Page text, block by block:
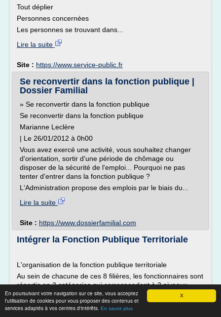
X
En poursuivant votre navigation sur ce site, vous acceptez
l'utilisation de cookies pour vous proposer des contenus et
services adaptés à vos centres d'intérêts. En savoir plus
Tout déplier
Personnes concernées
Les personnes se trouvant dans...
Lire la suite
Site : https://www.service-public.fr
Se reconvertir dans la fonction publique |
Dossier Familial
» Se reconvertir dans la fonction publique
Se reconvertir dans la fonction publique
Marianne Leclère
| Le 26/01/2012 à 0h00
Vous avez exercé une activité, vous souhaitez changer
d'orientation, sortir d'une période de chômage ou
disposer de la sécurité de l'emploi... Pourquoi ne pas
tenter d'entrer dans la fonction publique ?
L'Administration propose des emplois par le biais du...
Lire la suite
Site : https://www.dossierfamilial.com
Intégrer la Fonction Publique Territoriale
L'organisation de la fonction publique territoriale
Au sein de chacune de ces 8 filières, les fonctionnaires sont
répartis en 3 catégories qui correspondent à 3 niveaux
hiérarchiques.